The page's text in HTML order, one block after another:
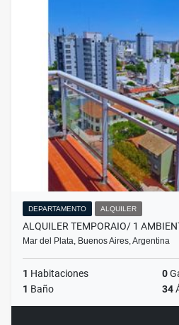
DEPARTAMENTO ALQUILER
ALQUILER TEMPORAIO/ 1
Mar del Plata, Buenos Aires, Argentina
1 Habitaciones 0
1 Baño 34